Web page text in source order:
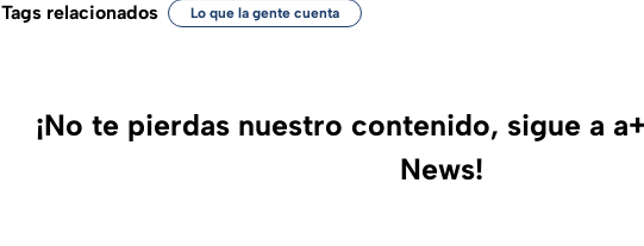
Tags relacionados Lo que la gente cuenta
¡No te pierdas nuestro contenido, sigue a
News!